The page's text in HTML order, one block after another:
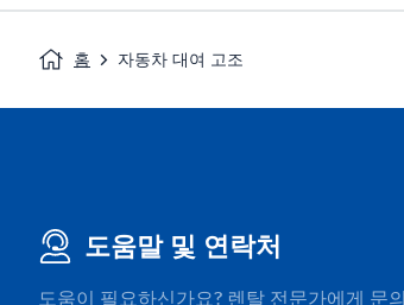
홈 자동차 대여 고조
도움말 및 연락처
도움이 필요하신가요? 렌탈 전문가에게 문의